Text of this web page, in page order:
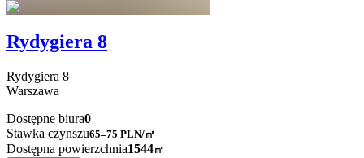
Rydygiera 8
Rydygiera 8
Warszawa
Dostępne biura0
Stawka czynszu65–75 PLN/㎡
Dostępna powierzchnia1544㎡